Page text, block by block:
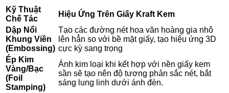
Kỹ Thuật
Chế Tác
Hiệu Ứng Trên Giấy Kraft Kem
Dập Nổi
Khung Viền
(Embossing)
Tạo các đường nét hoa văn hoàng gia nhô
lên hẳn so với bề mặt giấy, tạo hiệu ứng 3D
cực kỳ sang trọng
Ép Kim
Vàng/Bạc
(Foil
Stamping)
Ánh kim loại khi kết hợp với nền giấy kem
sần sẽ tạo nên độ tương phản sắc nét, bắt
sáng lung linh dưới ánh đèn.